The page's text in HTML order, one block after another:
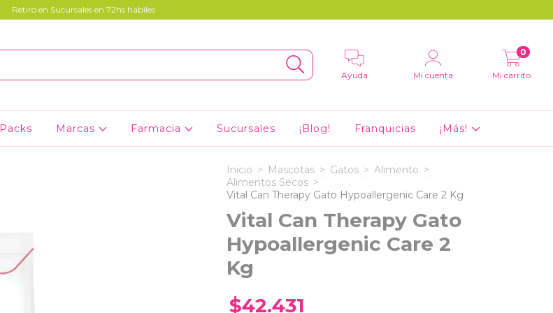
Retiro en Sucursales en 72hs habiles
Ayuda Mi cuenta Mi carrito
0
Packs Marcas Farmacia Sucursales ¡Blog! Franquicias ¡Más!
Inicio > Mascotas > Gatos > Alimento >
Alimentos Secos >
Vital Can Therapy Gato Hypoallergenic Care 2 Kg
Vital Can Therapy Gato
Hypoallergenic Care 2
Kg
$42.431